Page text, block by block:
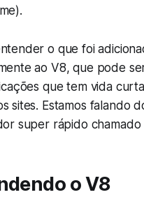
o que foi
ao V8, que pode
que tem vida
sites. Estamos falando
super rápido chamado
o V8